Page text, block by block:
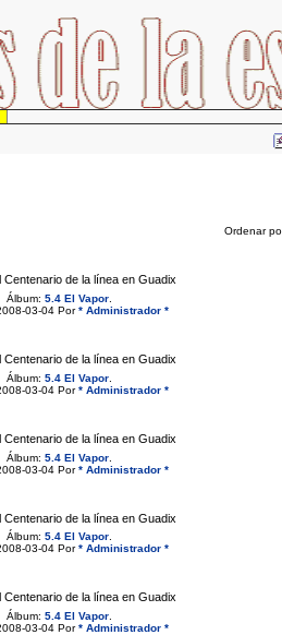
Ordenar
Centenario de la línea en Guadix
Álbum: 5.4 El Vapor.
03-04 Por* Administrador *
Centenario de la línea en Guadix
Álbum: 5.4 El Vapor.
03-04 Por* Administrador *
Centenario de la línea en Guadix
Álbum: 5.4 El Vapor.
03-04 Por* Administrador *
Centenario de la línea en Guadix
Álbum: 5.4 El Vapor.
03-04 Por* Administrador *
Centenario de la línea en Guadix
Álbum: 5.4 El Vapor.
03-04 Por* Administrador *